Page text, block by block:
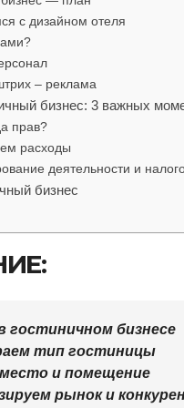
с дизайном отеля
– реклама
бизнес: 3 важных
прав?
расходы
деятельности и
бизнес
гостиничном бизнесе
тип гостиницы
и помещение
рынок и